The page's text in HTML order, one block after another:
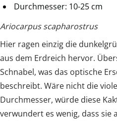
Durchmesser: 10-25 cm
Ariocarpus scapharostrus
Hier ragen einzig die
aus dem Erdreich hervor.
Schnabel, was das optische
beschreibt. Wäre nicht die
Durchmesser, würde diese
verwundert es wenig, dass sie